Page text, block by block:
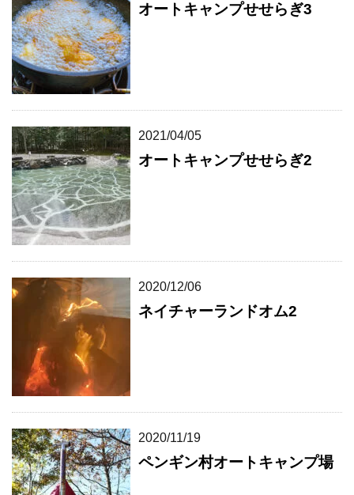
オートキャンプせせらぎ3
2021/04/05
オートキャンプせせらぎ2
2020/12/06
ネイチャーランドオム2
2020/11/19
ペンギン村オートキャンプ場